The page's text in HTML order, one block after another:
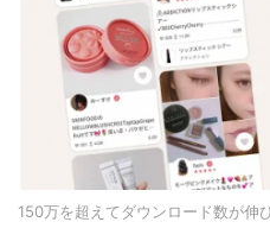
などを経て、現在、
注力中。
150万を超えてダウンロード数が伸
Block Data Bank